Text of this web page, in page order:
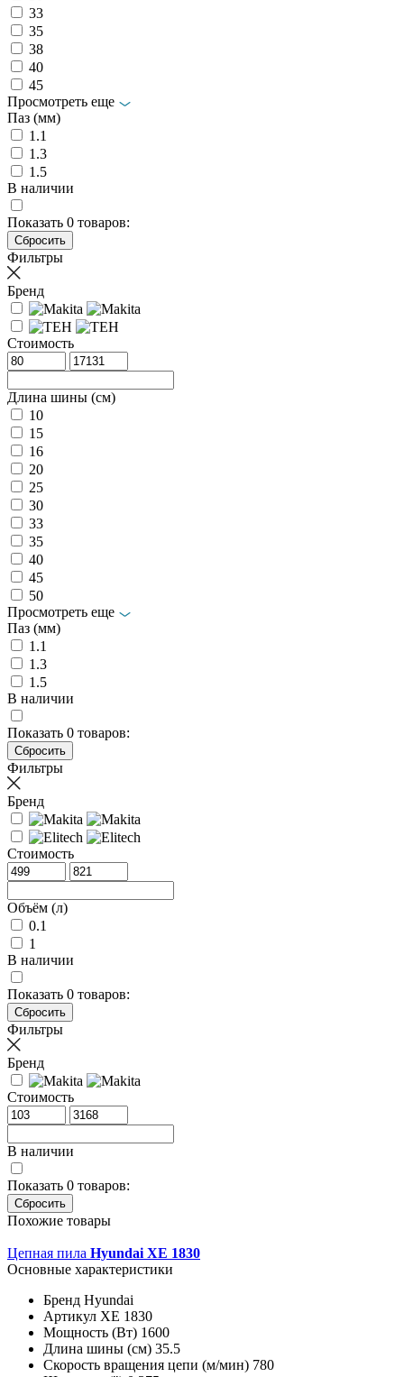
33
35
38
40
45
Просмотреть еще
Паз (мм)
1.1
1.3
1.5
В наличии
Показать 0 товаров:
Фильтры
Бренд
Стоимость
Длина шины (см)
10
15
16
20
25
30
33
35
40
45
50
Просмотреть еще
Паз (мм)
1.1
1.3
1.5
В наличии
Показать 0 товаров:
Фильтры
Бренд
Стоимость
Объём (л)
0.1
1
В наличии
Показать 0 товаров:
Фильтры
Бренд
Стоимость
В наличии
Показать 0 товаров:
Похожие товары
Цепная пила Hyundai XE 1830
Основные характеристики
Бренд Hyundai
Артикул XE 1830
Мощность (Вт) 1600
Длина шины (см) 35.5
Скорость вращения цепи (м/мин) 780